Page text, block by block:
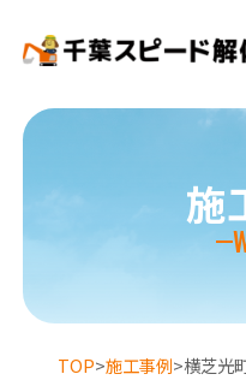
施
TOP>施工事例>横芝光